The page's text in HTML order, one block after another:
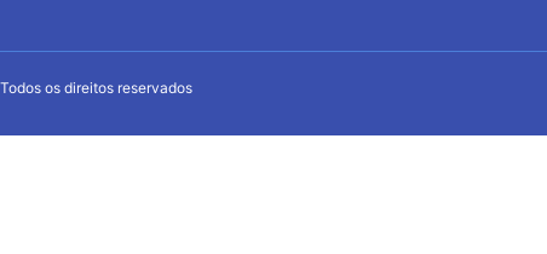
Todos os direitos reservados